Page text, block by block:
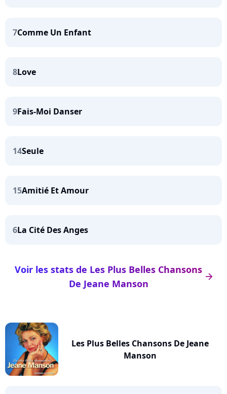
7Comme Un Enfant
8Love
9Fais-Moi Danser
14Seule
15Amitié Et Amour
6La Cité Des Anges
arrow_right
Voir les stats de Les Plus Belles Chansons
De Jeane Manson
Les Plus Belles Chansons De Jeane
Manson